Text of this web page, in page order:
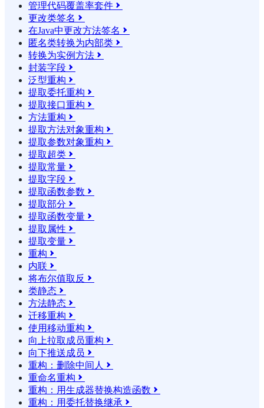
管理代码覆盖率套件 
更改类签名 
在Java中更改方法签名 
匿名类转换为内部类 
转换为实例方法 
封装字段 
泛型重构 
提取委托重构 
提取接口重构 
方法重构 
提取方法对象重构 
提取参数对象重构 
提取超类 
提取常量 
提取字段 
提取函数参数 
提取部分 
提取函数变量 
提取属性 
提取变量 
重构 
内联 
将布尔值取反 
类静态 
方法静态 
迁移重构 
使用移动重构 
向上拉取成员重构 
向下推送成员 
重构：删除中间人 
重命名重构 
重构：用生成器替换构造函数 
重构：用委托替换继承 